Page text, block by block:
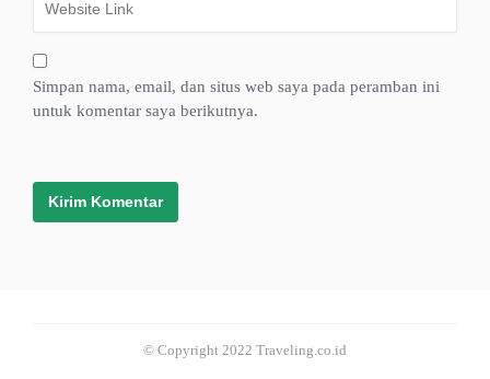
Simpan nama, email, dan situs web saya pada peramban ini
untuk komentar saya berikutnya.
© Copyright 2022 Traveling.co.id